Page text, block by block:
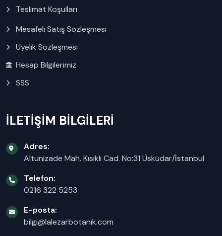
Teslimat Koşulları
Mesafeli Satış Sözleşmesi
Üyelik Sözleşmesi
Hesap Bilgilerimiz
SSS
İLETİŞİM BİLGİLERİ
Adres:
Altunizade Mah. Kısıklı Cad. No:31 Üsküdar/İstanbul
Telefon:
0216 322 5253
E-posta:
bilgi@lalezarbotanik.com